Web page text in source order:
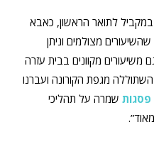
לתואר הראשון, כאבא
מצולמים וניתן
משיעורים מקוונים בבית עזרה
מגפת הקורונה ועברנו
שמרה על תהליכי